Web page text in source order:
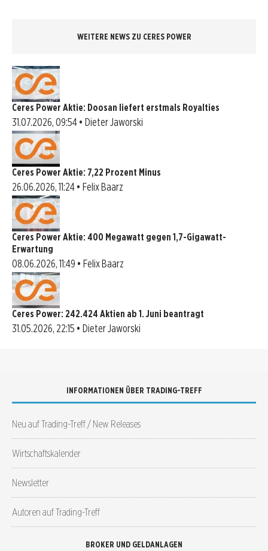
WEITERE NEWS ZU CERES POWER
Ceres Power Aktie: Doosan liefert erstmals Royalties
31.07.2026, 09:54 • Dieter Jaworski
Ceres Power Aktie: 7,22 Prozent Minus
26.06.2026, 11:24 • Felix Baarz
Ceres Power Aktie: 400 Megawatt gegen 1,7-Gigawatt-
Erwartung
08.06.2026, 11:49 • Felix Baarz
Ceres Power: 242.424 Aktien ab 1. Juni beantragt
31.05.2026, 22:15 • Dieter Jaworski
INFORMATIONEN ÜBER TRADING-TREFF
Neu auf Trading-Treff / New Releases
Wirtschaftskalender
Newsletter
Autoren auf Trading-Treff
BROKER UND GELDANLAGEN